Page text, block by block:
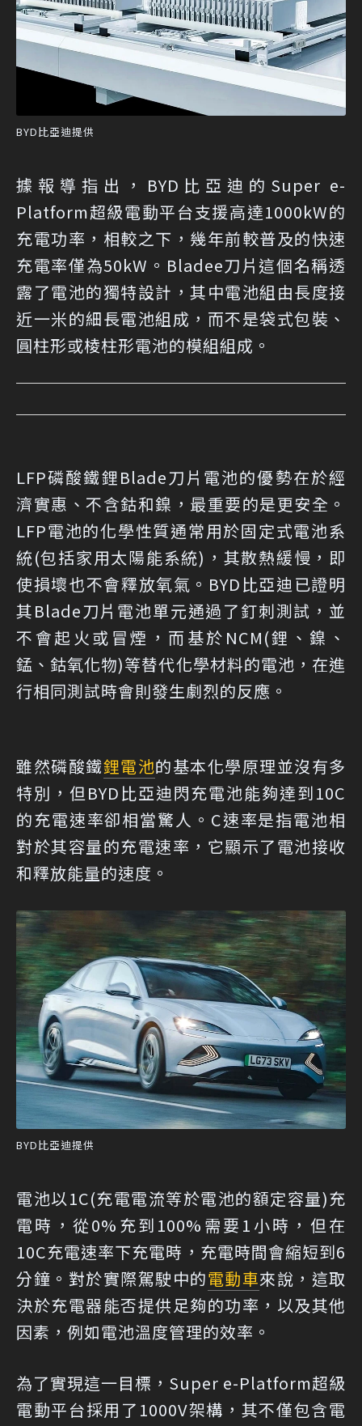
BYD比亞迪提供
據報導指出，BYD比亞迪的Super e-
Platform超級電動平台支援高達1000kW的
充電功率，相較之下，幾年前較普及的快速
充電率僅為50kW。Bladee刀片這個名稱透
露了電池的獨特設計，其中電池組由長度接
近一米的細長電池組成，而不是袋式包裝、
圓柱形或棱柱形電池的模組組成。
LFP磷酸鐵鋰Blade刀片電池的優勢在於經
濟實惠、不含鈷和鎳，最重要的是更安全。
LFP電池的化學性質通常用於固定式電池系
統(包括家用太陽能系統)，其散熱緩慢，即
使損壞也不會釋放氧氣。BYD比亞迪已證明
其Blade刀片電池單元通過了釘刺測試，並
不會起火或冒煙，而基於NCM(鋰、鎳、
錳、鈷氧化物)等替代化學材料的電池，在進
行相同測試時會則發生劇烈的反應。
雖然磷酸鐵鋰電池的基本化學原理並沒有多
特別，但BYD比亞迪閃充電池能夠達到10C
的充電速率卻相當驚人。C速率是指電池相
對於其容量的充電速率，它顯示了電池接收
和釋放能量的速度。
BYD比亞迪提供
電池以1C(充電電流等於電池的額定容量)充
電時，從0%充到100%需要1小時，但在
10C充電速率下充電時，充電時間會縮短到6
分鐘。對於實際駕駛中的電動車來說，這取
決於充電器能否提供足夠的功率，以及其他
因素，例如電池溫度管理的效率。
為了實現這一目標，Super e-Platform超級
電動平台採用了1000V架構，其不僅包含電